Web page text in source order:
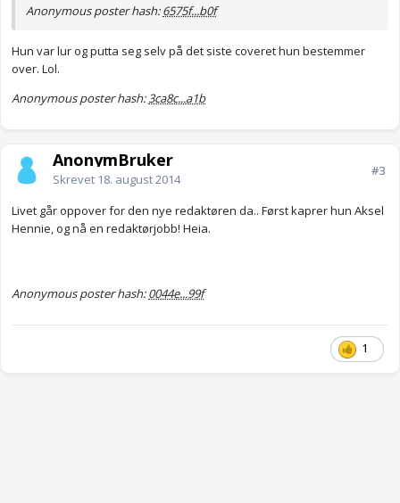
Anonymous poster hash:6575f...b0f
Hun var lur og putta seg selv på det siste coveret hun bestemmer
over. Lol.
Anonymous poster hash:3ca8c...a1b
AnonymBruker
Skrevet 18. august 2014
#3
Livet går oppover for den nye redaktøren da.. Først kaprer hun Aksel
Hennie, og nå en redaktørjobb! Heia.
Anonymous poster hash:0044e...99f
1